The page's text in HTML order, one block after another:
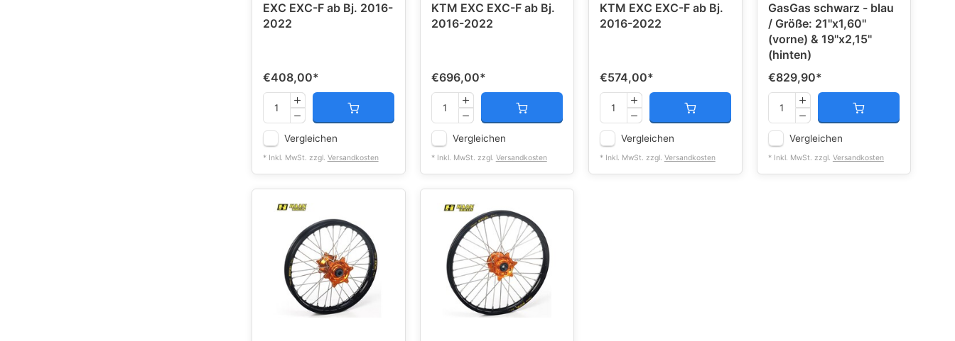
EXC EXC-F ab Bj. 2016-
2022
€408,00*
Vergleichen
* Inkl. MwSt. zzgl. Versandkosten
KTM EXC EXC-F ab Bj.
2016-2022
€696,00*
Vergleichen
* Inkl. MwSt. zzgl. Versandkosten
KTM EXC EXC-F ab Bj.
2016-2022
€574,00*
Vergleichen
* Inkl. MwSt. zzgl. Versandkosten
GasGas schwarz - blau
/ Größe: 21''x1,60''
(vorne) & 19''x2,15''
(hinten)
€829,90*
Vergleichen
* Inkl. MwSt. zzgl. Versandkosten